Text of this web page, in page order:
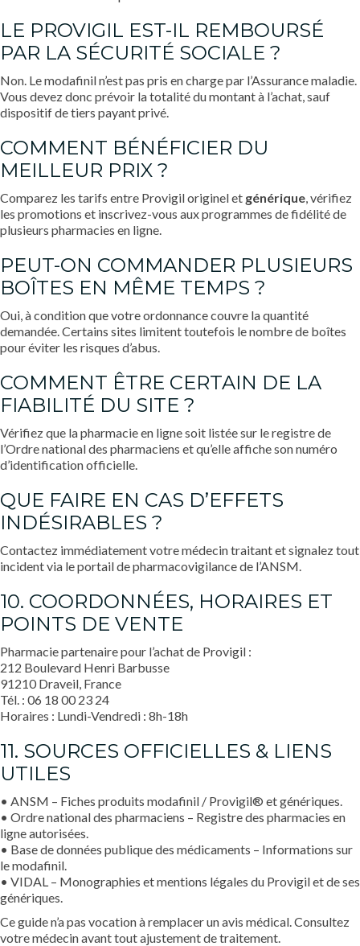
LE PROVIGIL EST-IL REMBOURSÉ
PAR LA SÉCURITÉ SOCIALE ?
Non. Le modafinil n’est pas pris en charge par l’Assurance maladie.
Vous devez donc prévoir la totalité du montant à l’achat, sauf
dispositif de tiers payant privé.
COMMENT BÉNÉFICIER DU
MEILLEUR PRIX ?
Comparez les tarifs entre Provigil originel et générique, vérifiez
les promotions et inscrivez-vous aux programmes de fidélité de
plusieurs pharmacies en ligne.
PEUT-ON COMMANDER PLUSIEURS
BOÎTES EN MÊME TEMPS ?
Oui, à condition que votre ordonnance couvre la quantité
demandée. Certains sites limitent toutefois le nombre de boîtes
pour éviter les risques d’abus.
COMMENT ÊTRE CERTAIN DE LA
FIABILITÉ DU SITE ?
Vérifiez que la pharmacie en ligne soit listée sur le registre de
l’Ordre national des pharmaciens et qu’elle affiche son numéro
d’identification officielle.
QUE FAIRE EN CAS D’EFFETS
INDÉSIRABLES ?
Contactez immédiatement votre médecin traitant et signalez tout
incident via le portail de pharmacovigilance de l’ANSM.
10. COORDONNÉES, HORAIRES ET
POINTS DE VENTE
Pharmacie partenaire pour l’achat de Provigil :
212 Boulevard Henri Barbusse
91210 Draveil, France
Tél. : 06 18 00 23 24
Horaires : Lundi-Vendredi : 8h-18h
11. SOURCES OFFICIELLES & LIENS
UTILES
• ANSM – Fiches produits modafinil / Provigil® et génériques.
• Ordre national des pharmaciens – Registre des pharmacies en
ligne autorisées.
• Base de données publique des médicaments – Informations sur
le modafinil.
• VIDAL – Monographies et mentions légales du Provigil et de ses
génériques.
Ce guide n’a pas vocation à remplacer un avis médical. Consultez
votre médecin avant tout ajustement de traitement.